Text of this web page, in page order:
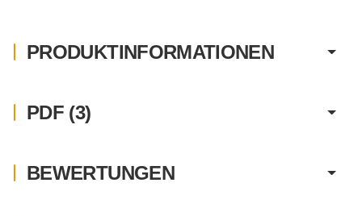
PRODUKTINFORMATIONEN
PDF (3)
BEWERTUNGEN